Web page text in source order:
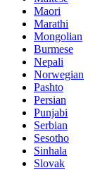
Maori
Marathi
Mongolian
Burmese
Nepali
Norwegian
Pashto
Persian
Punjabi
Serbian
Sesotho
Sinhala
Slovak